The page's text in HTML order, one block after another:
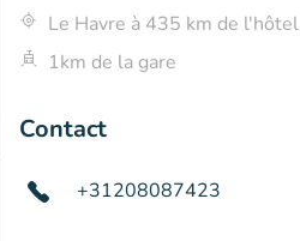
Le Havre à 435 km de l'hôtel
1km de la gare
Contact
+31208087423